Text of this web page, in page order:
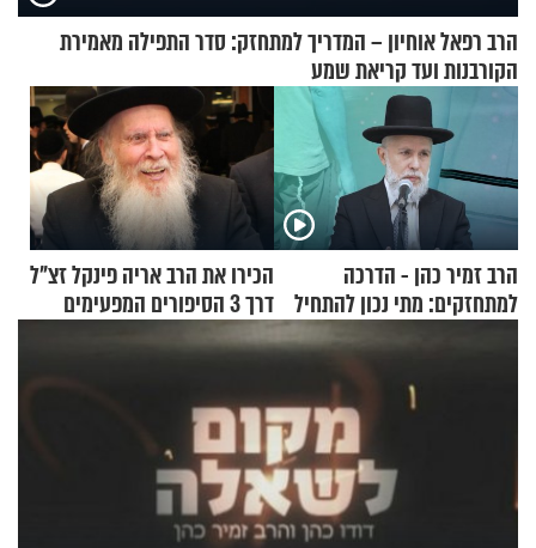
הרב רפאל אוחיון – המדריך למתחזק: סדר התפילה מאמירת
הקורבנות ועד קריאת שמע
הרב זמיר כהן - הדרכה
למתחזקים: מתי נכון להתחיל
הכירו את הרב אריה פינקל זצ"ל
דרך 3 הסיפורים המפעימים
האלה